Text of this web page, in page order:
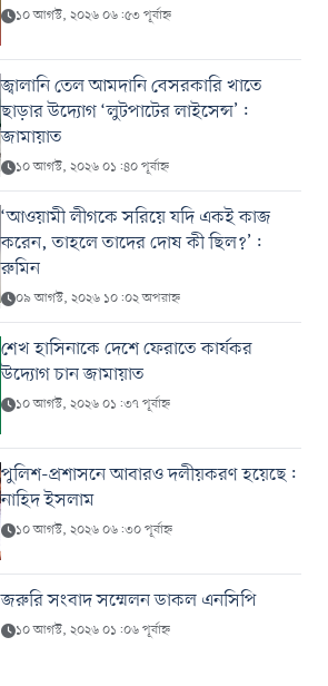
১০ আগস্ট, ২০২৬ ০৬:৫৩ পূর্বাহ্ন
জ্বালানি তেল আমদানি বেসরকারি খাতে
ছাড়ার উদ্যোগ ‘লুটপাটের লাইসেন্স’:
জামায়াত
১০ আগস্ট, ২০২৬ ০১:৪০ পূর্বাহ্ন
‘আওয়ামী লীগকে সরিয়ে যদি একই কাজ
করেন, তাহলে তাদের দোষ কী ছিল?’:
রুমিন
০৯ আগস্ট, ২০২৬ ১০:০২ অপরাহ্ন
শেখ হাসিনাকে দেশে ফেরাতে কার্যকর
উদ্যোগ চান জামায়াত
১০ আগস্ট, ২০২৬ ০১:৩৭ পূর্বাহ্ন
পুলিশ-প্রশাসনে আবারও দলীয়করণ হয়েছে:
নাহিদ ইসলাম
১০ আগস্ট, ২০২৬ ০৬:৩০ পূর্বাহ্ন
জরুরি সংবাদ সম্মেলন ডাকল এনসিপি
১০ আগস্ট, ২০২৬ ০১:০৬ পূর্বাহ্ন